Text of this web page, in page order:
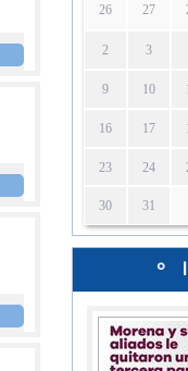
26 27
2 3
9 10
16 17
23 24
30 31
º